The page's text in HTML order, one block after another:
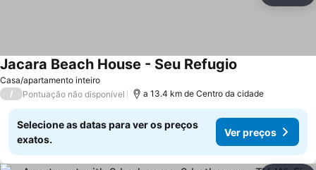
Casa/apartamento inteiro
Jacara Beach House - Seu Refugio
/ Pontuação não disponível a 13.4 km de Centro da cidade
Selecione as datas para ver os preços
exatos.
Ver preços